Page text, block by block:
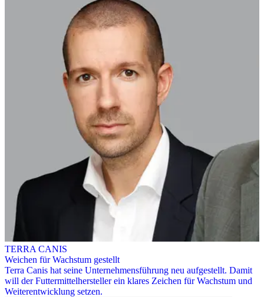
TERRA CANIS
Weichen für Wachstum gestellt
Terra Canis hat seine Unternehmensführung neu aufgestellt. Damit
will der Futtermittelhersteller ein klares Zeichen für Wachstum und
Weiterentwicklung setzen.